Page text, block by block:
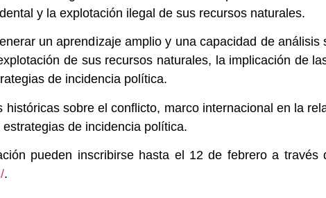
y la explotación ilegal de sus recursos naturales.
un aprendizaje amplio y una capacidad de análisis
de sus recursos naturales, la implicación de
de incidencia política.
sobre el conflicto, marco internacional en la
de incidencia política.
pueden inscribirse hasta el 12 de febrero a través
.